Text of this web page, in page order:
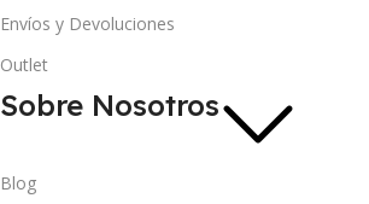
Envíos y Devoluciones
Outlet
Sobre Nosotros
Blog